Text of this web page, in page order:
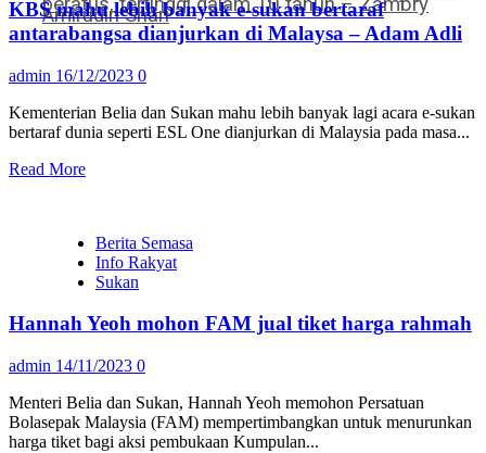
Amirudin Shari
KBS mahu lebih banyak e-sukan bertaraf
antarabangsa dianjurkan di Malaysa – Adam Adli
admin 16/12/2023 0
Kementerian Belia dan Sukan mahu lebih banyak lagi acara e-sukan
bertaraf dunia seperti ESL One dianjurkan di Malaysia pada masa...
Read More
Berita Semasa
Info Rakyat
Sukan
Hannah Yeoh mohon FAM jual tiket harga rahmah
admin 14/11/2023 0
Menteri Belia dan Sukan, Hannah Yeoh memohon Persatuan
Bolasepak Malaysia (FAM) mempertimbangkan untuk menurunkan
harga tiket bagi aksi pembukaan Kumpulan...